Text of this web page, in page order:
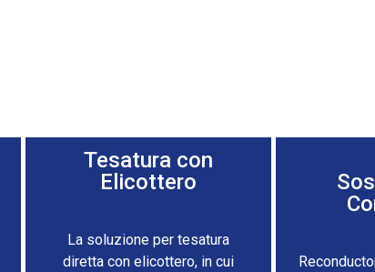
Tesatura con
Elicottero
La soluzione per tesatura
diretta con elicottero, in cui